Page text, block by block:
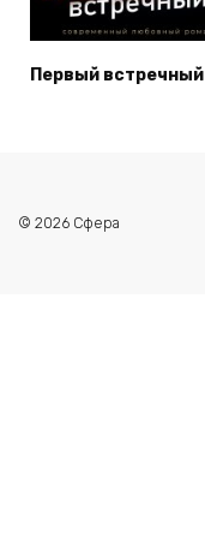
Первый встречный
© 2026 Сфера